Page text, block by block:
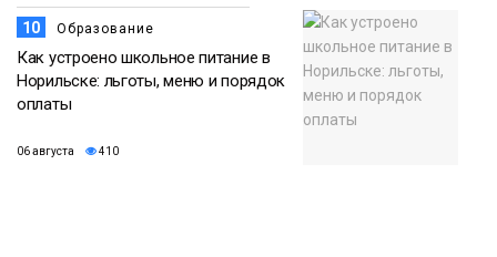
10 Образование
Как устроено школьное питание в
Норильске: льготы, меню и порядок
оплаты
06 августа 410